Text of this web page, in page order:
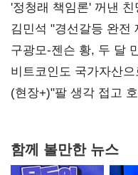
'정청래 책임론' 꺼낸
때리기
김민석 "경선갈등 완
사과부터"
구광모-젠슨 황, 두 달
비트코인도 국가자산
숙제
(현장+)"팔 생각 접고
함께 볼만한 뉴스